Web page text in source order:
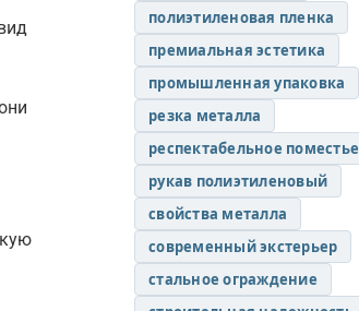
полиэтиленовая пленка
премиальная эстетика
промышленная упаковка
резка металла
респектабельное поместье
рукав полиэтиленовый
свойства металла
современный экстерьер
стальное ограждение